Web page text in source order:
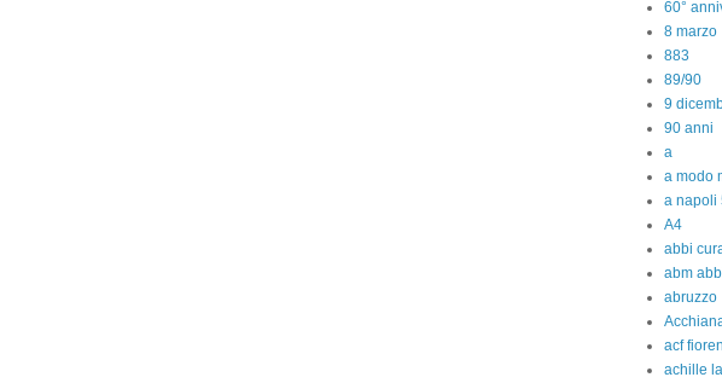
60°
8 marzo
883
89/90
9
90 anni
a
a modo
a napoli
A4
abbi
abm
abruzzo
acf
achille